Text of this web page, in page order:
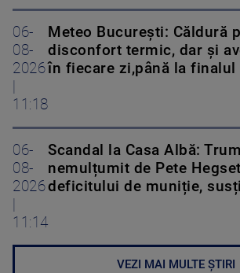
06-
08-
2026
11:18
Meteo Bucureşti: Căldură
disconfort termic, dar şi
în fiecare zi,până la finalul
06-
08-
2026
11:14
Scandal la Casa Albă:
nemulțumit de Pete
deficitului de muniție,
VEZI MAI MULTE ȘTIRI